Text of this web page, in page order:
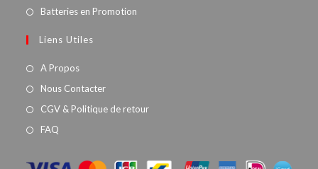
Batteries en Promotion
Liens Utiles
A Propos
Nous Contacter
CGV & Politique de retour
FAQ